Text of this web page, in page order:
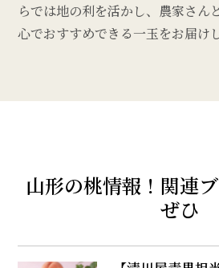
らでは地の利を活かし、農家さん
心でおすすめできる一玉をお届けし
山形の桃情報！関連
ぜひ